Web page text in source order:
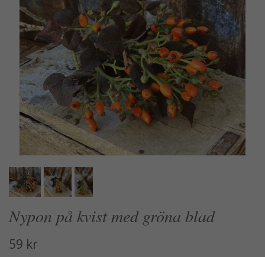
Nypon på kvist med gröna blad
59 kr